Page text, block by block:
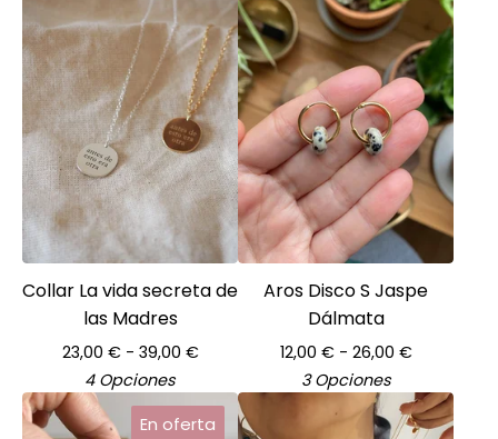
Collar La vida secreta de
las Madres
23,00 €- 39,00 €
4 Opciones
Aros Disco S Jaspe
Dálmata
12,00 €- 26,00 €
3 Opciones
En oferta